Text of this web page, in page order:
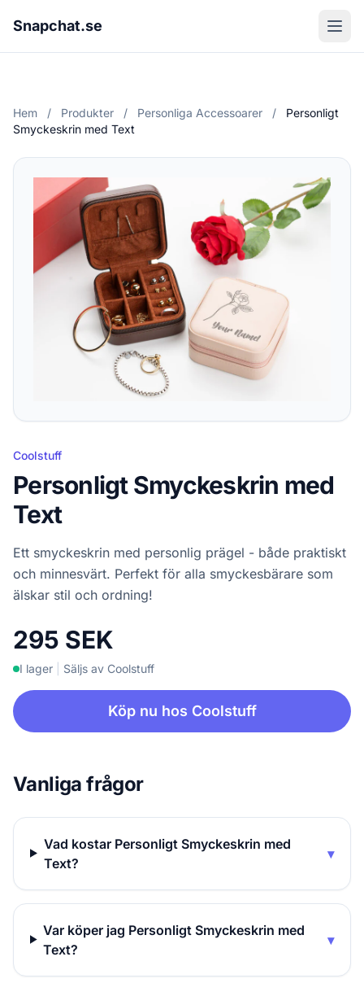
Snapchat.se
Hem / Produkter / Personliga Accessoarer /
Personligt
Smyckeskrin med Text
Coolstuff
Personligt Smyckeskrin med
Text
Ett smyckeskrin med personlig prägel - både praktiskt
och minnesvärt. Perfekt för alla smyckesbärare som
älskar stil och ordning!
295 SEK
I lager Säljs av Coolstuff
Köp nu hos Coolstuff
Vanliga frågor
Vad kostar Personligt Smyckeskrin med
Text?
▾
Var köper jag Personligt Smyckeskrin med
Text?
▾